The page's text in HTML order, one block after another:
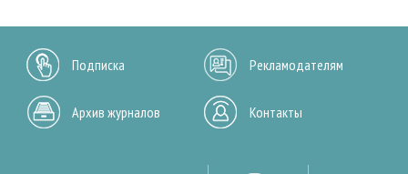
Подписка Рекламодателям
Архив журналов Контакты